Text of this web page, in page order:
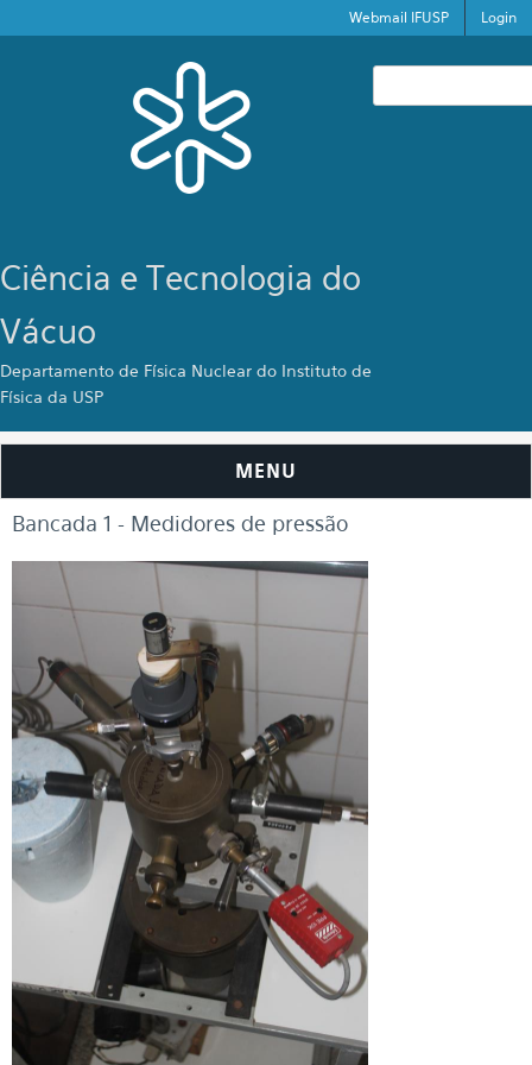
Webmail IFUSP Login
Ciência e Tecnologia do
Vácuo
Departamento de Física Nuclear do Instituto de
Física da USP
Formulário de
MENU
Você está aqui
Bancada 1 - Medidores de pressão